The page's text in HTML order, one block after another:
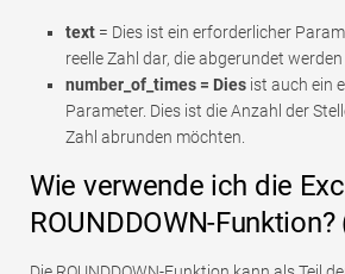
text = Dies ist ein erforderlicher
reelle Zahl dar, die abgerundet werden
number_of_times = Dies ist auch ein
Parameter. Dies ist die Anzahl der
Zahl abrunden möchten.
Wie verwende ich die
ROUNDDOWN-